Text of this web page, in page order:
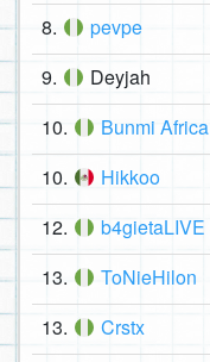
8. pevpe
9. Deyjah
10. Bunmi Africa
10. Hikkoo
12. b4gietaLIVE
13. ToNieHilon
13. Crstx